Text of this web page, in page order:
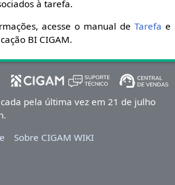
à tarefa.
acesse o manual deTarefa e
BI CIGAM.
pela última vez em 21 de julho
Sobre CIGAM WIKI